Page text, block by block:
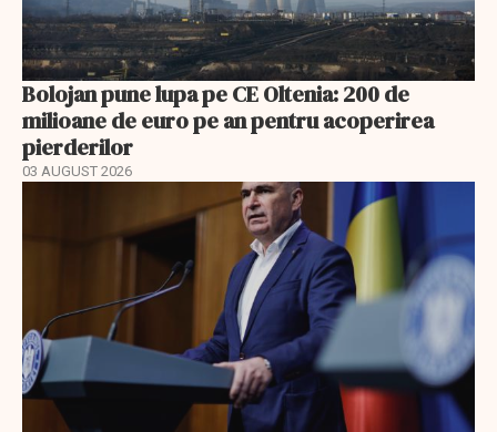
Bolojan pune lupa pe CE Oltenia: 200 de
milioane de euro pe an pentru acoperirea
pierderilor
03 AUGUST 2026